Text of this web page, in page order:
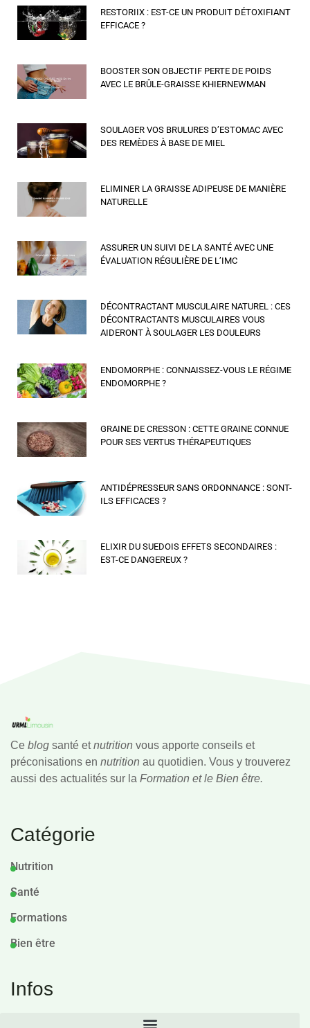
RESTORIIX : EST-CE UN PRODUIT DÉTOXIFIANT
EFFICACE ?
BOOSTER SON OBJECTIF PERTE DE POIDS
AVEC LE BRÛLE-GRAISSE KHIERNEWMAN
SOULAGER VOS BRULURES D’ESTOMAC AVEC
DES REMÈDES À BASE DE MIEL
ELIMINER LA GRAISSE ADIPEUSE DE MANIÈRE
NATURELLE
ASSURER UN SUIVI DE LA SANTÉ AVEC UNE
ÉVALUATION RÉGULIÈRE DE L’IMC
DÉCONTRACTANT MUSCULAIRE NATUREL : CES
DÉCONTRACTANTS MUSCULAIRES VOUS
AIDERONT À SOULAGER LES DOULEURS
ENDOMORPHE : CONNAISSEZ-VOUS LE RÉGIME
ENDOMORPHE ?
GRAINE DE CRESSON : CETTE GRAINE CONNUE
POUR SES VERTUS THÉRAPEUTIQUES
ANTIDÉPRESSEUR SANS ORDONNANCE : SONT-
ILS EFFICACES ?
ELIXIR DU SUEDOIS EFFETS SECONDAIRES :
EST-CE DANGEREUX ?
Ce blog santé etnutrition vous apporte conseils et
préconisations en nutrition au quotidien. Vous y trouverez
aussi des actualités sur la Formation et le Bien être.
Catégorie
Nutrition
Santé
Formations
Bien être
Infos